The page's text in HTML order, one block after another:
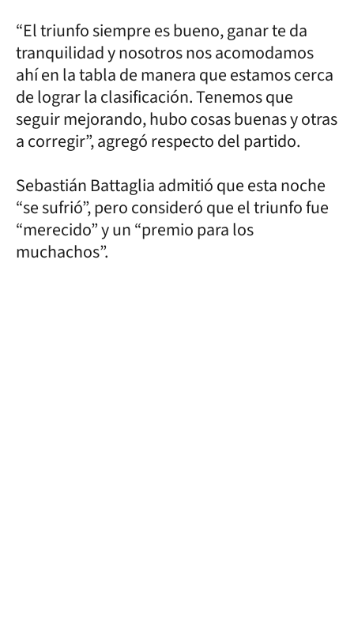
“El triunfo siempre es bueno, ganar te da
tranquilidad y nosotros nos acomodamos
ahí en la tabla de manera que estamos cerca
de lograr la clasificación. Tenemos que
seguir mejorando, hubo cosas buenas y otras
a corregir”, agregó respecto del partido.
Sebastián Battaglia admitió que esta noche
“se sufrió”, pero consideró que el triunfo fue
“merecido” y un “premio para los
muchachos”.